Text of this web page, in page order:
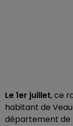
Le 1er juillet, ce
habitant de
département de